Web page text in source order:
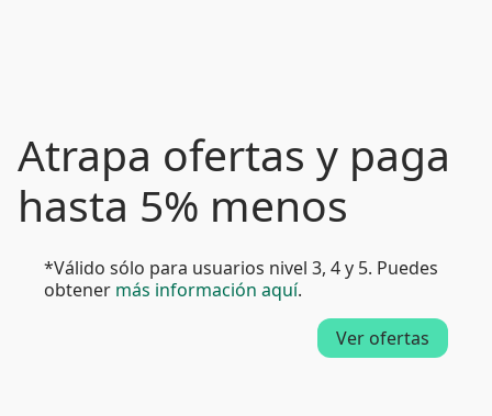
Atrapa ofertas y paga
hasta 5% menos
*Válido sólo para usuarios nivel 3, 4 y 5. Puedes
obtener más información aquí.
Ver ofertas